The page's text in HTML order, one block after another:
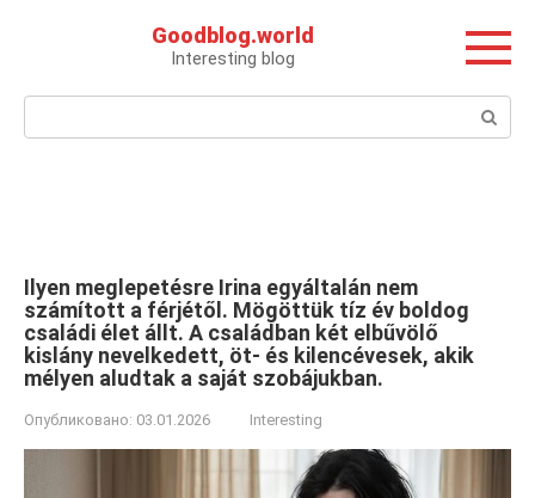
Goodblog.world
Interesting blog
Поиск:
Ilyen meglepetésre Irina egyáltalán nem
számított a férjétől. Mögöttük tíz év boldog
családi élet állt. A családban két elbűvölő
kislány nevelkedett, öt- és kilencévesek, akik
mélyen aludtak a saját szobájukban.
Опубликовано: 03.01.2026 Interesting